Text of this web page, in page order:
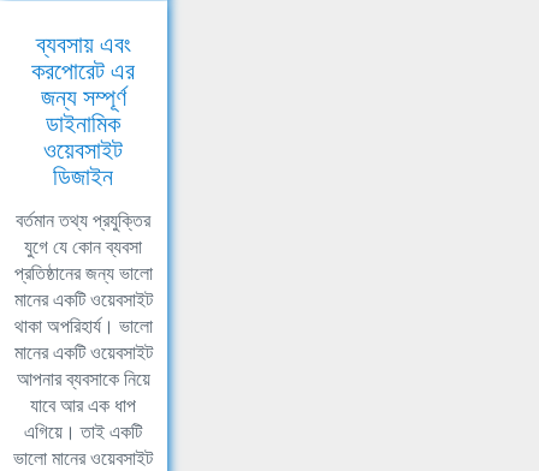
ব্যবসায় এবং
করপোরেট এর
জন্য সম্পূর্ণ
ডাইনামিক
ওয়েবসাইট
ডিজাইন
বর্তমান তথ্য প্রযুক্তির
যুগে যে কোন ব্যবসা
প্রতিষ্ঠানের জন্য ভালো
মানের একটি ওয়েবসাইট
থাকা অপরিহার্য। ভালো
মানের একটি ওয়েবসাইট
আপনার ব্যবসাকে নিয়ে
যাবে আর এক ধাপ
এগিয়ে। তাই একটি
ভালো মানের ওয়েবসাইট